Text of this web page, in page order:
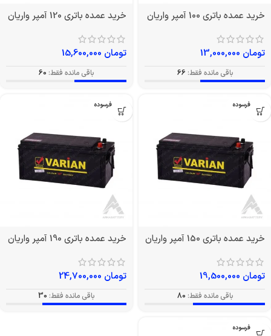
خرید عمده باتری 100 آمپر واریان
تومان
باقی مانده فقط: 66
خرید عمده باتری 120 آمپر واریان
تومان
باقی مانده فقط: 60
بدون فرسوده
خرید عمده باتری 150 آمپر واریان
تومان
باقی مانده فقط: 80
بدون فرسوده
خرید عمده باتری 190 آمپر واریان
تومان
باقی مانده فقط: 30
بدون فرسوده